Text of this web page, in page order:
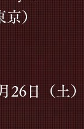
）
26日（土）